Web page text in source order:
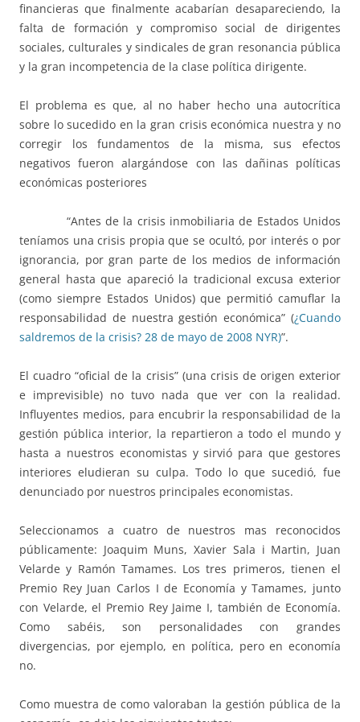
financieras que finalmente acabarían desapareciendo, la
falta de formación y compromiso social de dirigentes
sociales, culturales y sindicales de gran resonancia pública
y la gran incompetencia de la clase política dirigente.
El problema es que, al no haber hecho una autocrítica
sobre lo sucedido en la gran crisis económica nuestra y no
corregir los fundamentos de la misma, sus efectos
negativos fueron alargándose con las dañinas políticas
económicas posteriores
“Antes de la crisis inmobiliaria de Estados Unidos
teníamos una crisis propia que se ocultó, por interés o por
ignorancia, por gran parte de los medios de información
general hasta que apareció la tradicional excusa exterior
(como siempre Estados Unidos) que permitió camuflar la
responsabilidad de nuestra gestión económica” (¿Cuando
saldremos de la crisis? 28 de mayo de 2008 NYR)”.
El cuadro “oficial de la crisis” (una crisis de origen exterior
e imprevisible) no tuvo nada que ver con la realidad.
Influyentes medios, para encubrir la responsabilidad de la
gestión pública interior, la repartieron a todo el mundo y
hasta a nuestros economistas y sirvió para que gestores
interiores eludieran su culpa. Todo lo que sucedió, fue
denunciado por nuestros principales economistas.
Seleccionamos a cuatro de nuestros mas reconocidos
públicamente: Joaquim Muns, Xavier Sala i Martin, Juan
Velarde y Ramón Tamames. Los tres primeros, tienen el
Premio Rey Juan Carlos I de Economía y Tamames, junto
con Velarde, el Premio Rey Jaime I, también de Economía.
Como sabéis, son personalidades con grandes
divergencias, por ejemplo, en política, pero en economía
no.
Como muestra de como valoraban la gestión pública de la